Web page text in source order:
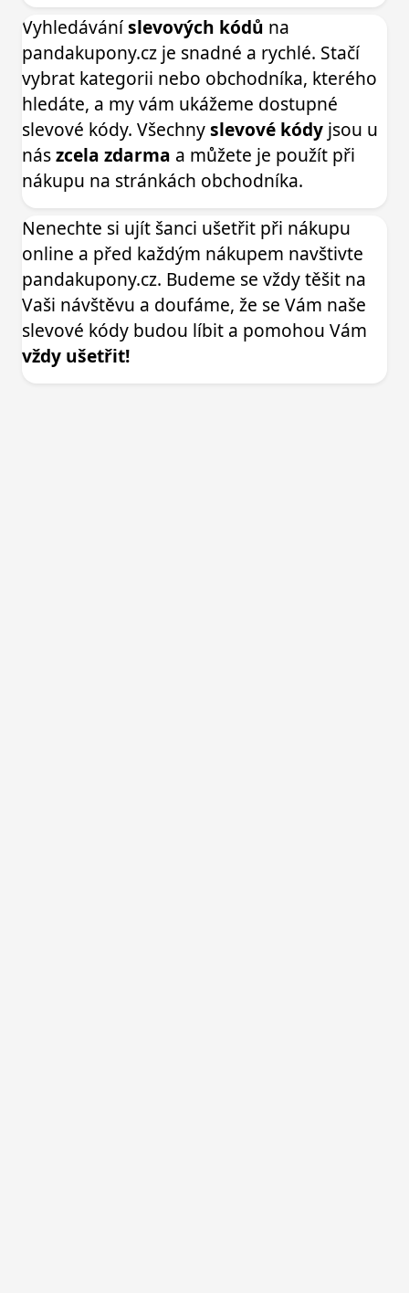
Vyhledáváníslevových kódů na
pandakupony.cz je snadné a rychlé. Stačí
vybrat kategorii nebo obchodníka, kterého
hledáte, a my vám ukážeme dostupné
slevové kódy. Všechnyslevové kódy jsou u
nászcela zdarma a můžete je použít při
nákupu na stránkách obchodníka.
Nenechte si ujít šanci ušetřit při nákupu
online a před každým nákupem navštivte
pandakupony.cz. Budeme se vždy těšit na
Vaši návštěvu a doufáme, že se Vám naše
slevové kódy budou líbit a pomohou Vám
vždy ušetřit!